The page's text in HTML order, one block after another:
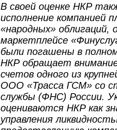
В своей оценке НКР
исполнение компанией
«народных»
маркетплейсе
были погашены в
НКР обращает
счетов одного из
ООО «Трасса ГСМ» со
службы (ФНС) России.
оцениваются НКР как
управления